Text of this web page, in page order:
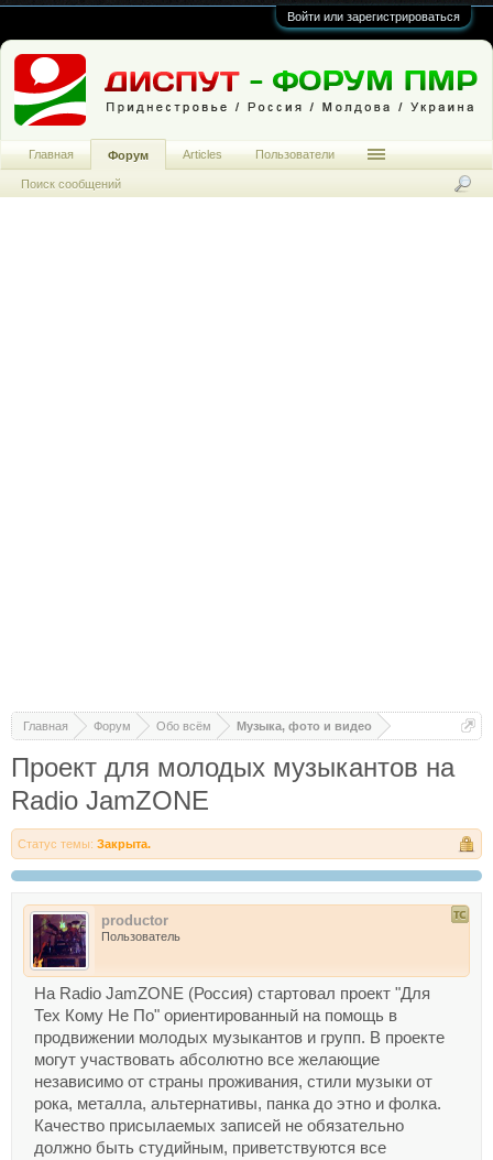
Войти или зарегистрироваться
Главная Форум Обо всём Музыка, фото и видео
Проект для молодых музыкантов на
Radio JamZONE
Статус темы: Закрыта.
productor
Пользователь
На Radio JamZONE (Россия) стартовал проект "Для
Тех Кому Не По" ориентированный на помощь в
продвижении молодых музыкантов и групп. В проекте
могут участвовать абсолютно все желающие
независимо от страны проживания, стили музыки от
рока, металла, альтернативы, панка до этно и фолка.
Качество присылаемых записей не обязательно
должно быть студийным, приветствуются все
Главная Форум
Поиск сообщений
Articles Пользователи